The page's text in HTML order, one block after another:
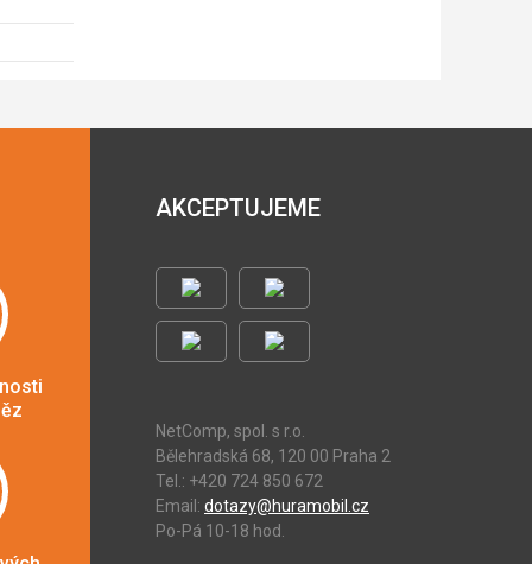
AKCEPTUJEME
NetComp, spol. s r.o.
Bělehradská 68, 120 00 Praha 2
Tel.: +420 724 850 672
Email: dotazy@huramobil.cz
Po-Pá 10-18 hod.